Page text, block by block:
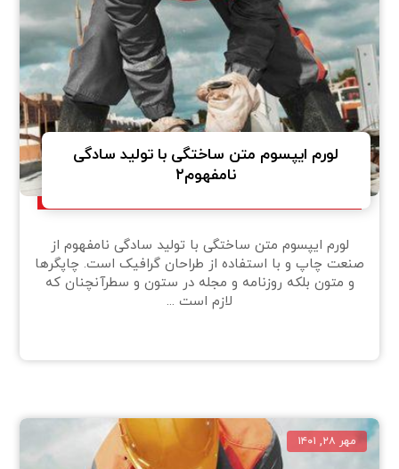
لورم ایپسوم متن ساختگی با تولید سادگی
نامفهوم۲
لورم ایپسوم متن ساختگی با تولید سادگی نامفهوم از
صنعت چاپ و با استفاده از طراحان گرافیک است. چاپگرها
و متون بلکه روزنامه و مجله در ستون و سطرآنچنان که
لازم است ...
مهر ۲۸, ۱۴۰۱